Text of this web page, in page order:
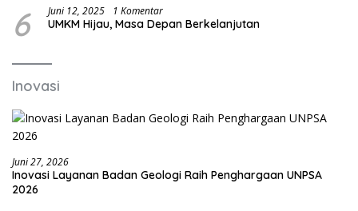
6 Juni 12, 2025 1 Komentar
UMKM Hijau, Masa Depan Berkelanjutan
Inovasi
Juni 27, 2026
Inovasi Layanan Badan Geologi Raih Penghargaan UNPSA
2026